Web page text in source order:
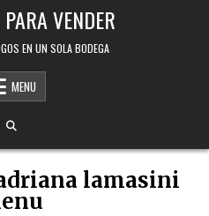
VENDER
EN UN SOLA BODEGA
MENU
lamasini